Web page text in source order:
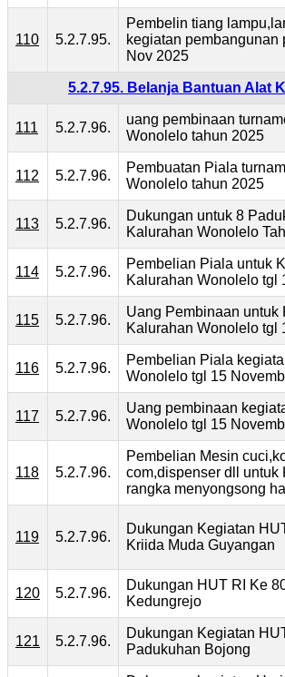
110 5.2.7.95.
Pembelin tiang
kegiatan
Nov 2025
5.2.7.95. Belanja Bantuan Alat
111 5.2.7.96.
uang pembinaan
Wonolelo tahun 2025
112 5.2.7.96.
Pembuatan Piala
Wonolelo tahun 2025
113 5.2.7.96.
Dukungan untuk 8
Kalurahan Wonolelo
114 5.2.7.96.
Pembelian Piala untuk
Kalurahan Wonolelo tgl
115 5.2.7.96.
Uang Pembinaan untuk
Kalurahan Wonolelo tgl
116 5.2.7.96.
Pembelian Piala
Wonolelo tgl 15
117 5.2.7.96.
Uang pembinaan
Wonolelo tgl 15
118 5.2.7.96.
Pembelian Mesin
com,dispenser dll untuk
rangka menyongsong
119 5.2.7.96.
Dukungan Kegiatan
Kriida Muda Guyangan
120 5.2.7.96.
Dukungan HUT RI Ke
Kedungrejo
121 5.2.7.96.
Dukungan Kegiatan
Padukuhan Bojong